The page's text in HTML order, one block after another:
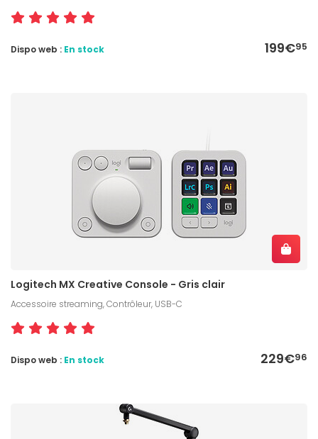
199€95
Dispo web : En stock
Logitech MX Creative Console - Gris clair
Accessoire streaming, Contrôleur, USB-C
229€96
Dispo web : En stock